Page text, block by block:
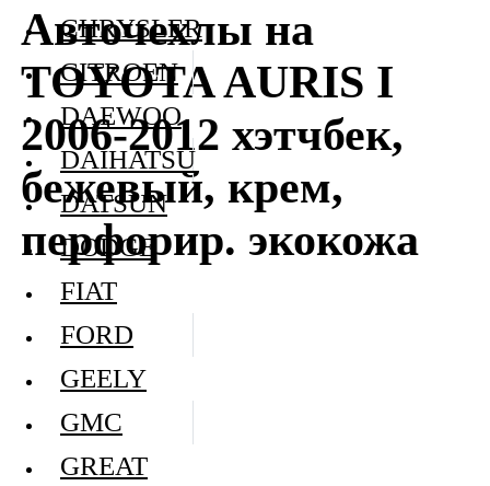
Авточехлы на
TOYOTA AURIS I
2006-2012 хэтчбек,
бежевый, крем,
перфорир. экокожа
CHRYSLER
CITROEN
DAEWOO
DAIHATSU
DATSUN
DODGE
FIAT
FORD
GEELY
GMC
GREAT